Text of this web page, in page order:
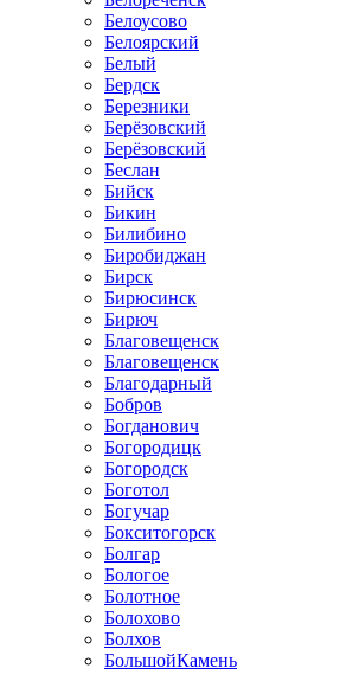
Белоусово
Белоярский
Белый
Бердск
Березники
Берёзовский
Берёзовский
Беслан
Бийск
Бикин
Билибино
Биробиджан
Бирск
Бирюсинск
Бирюч
Благовещенск
Благовещенск
Благодарный
Бобров
Богданович
Богородицк
Богородск
Боготол
Богучар
Бокситогорск
Болгар
Бологое
Болотное
Болохово
Болхов
БольшойКамень